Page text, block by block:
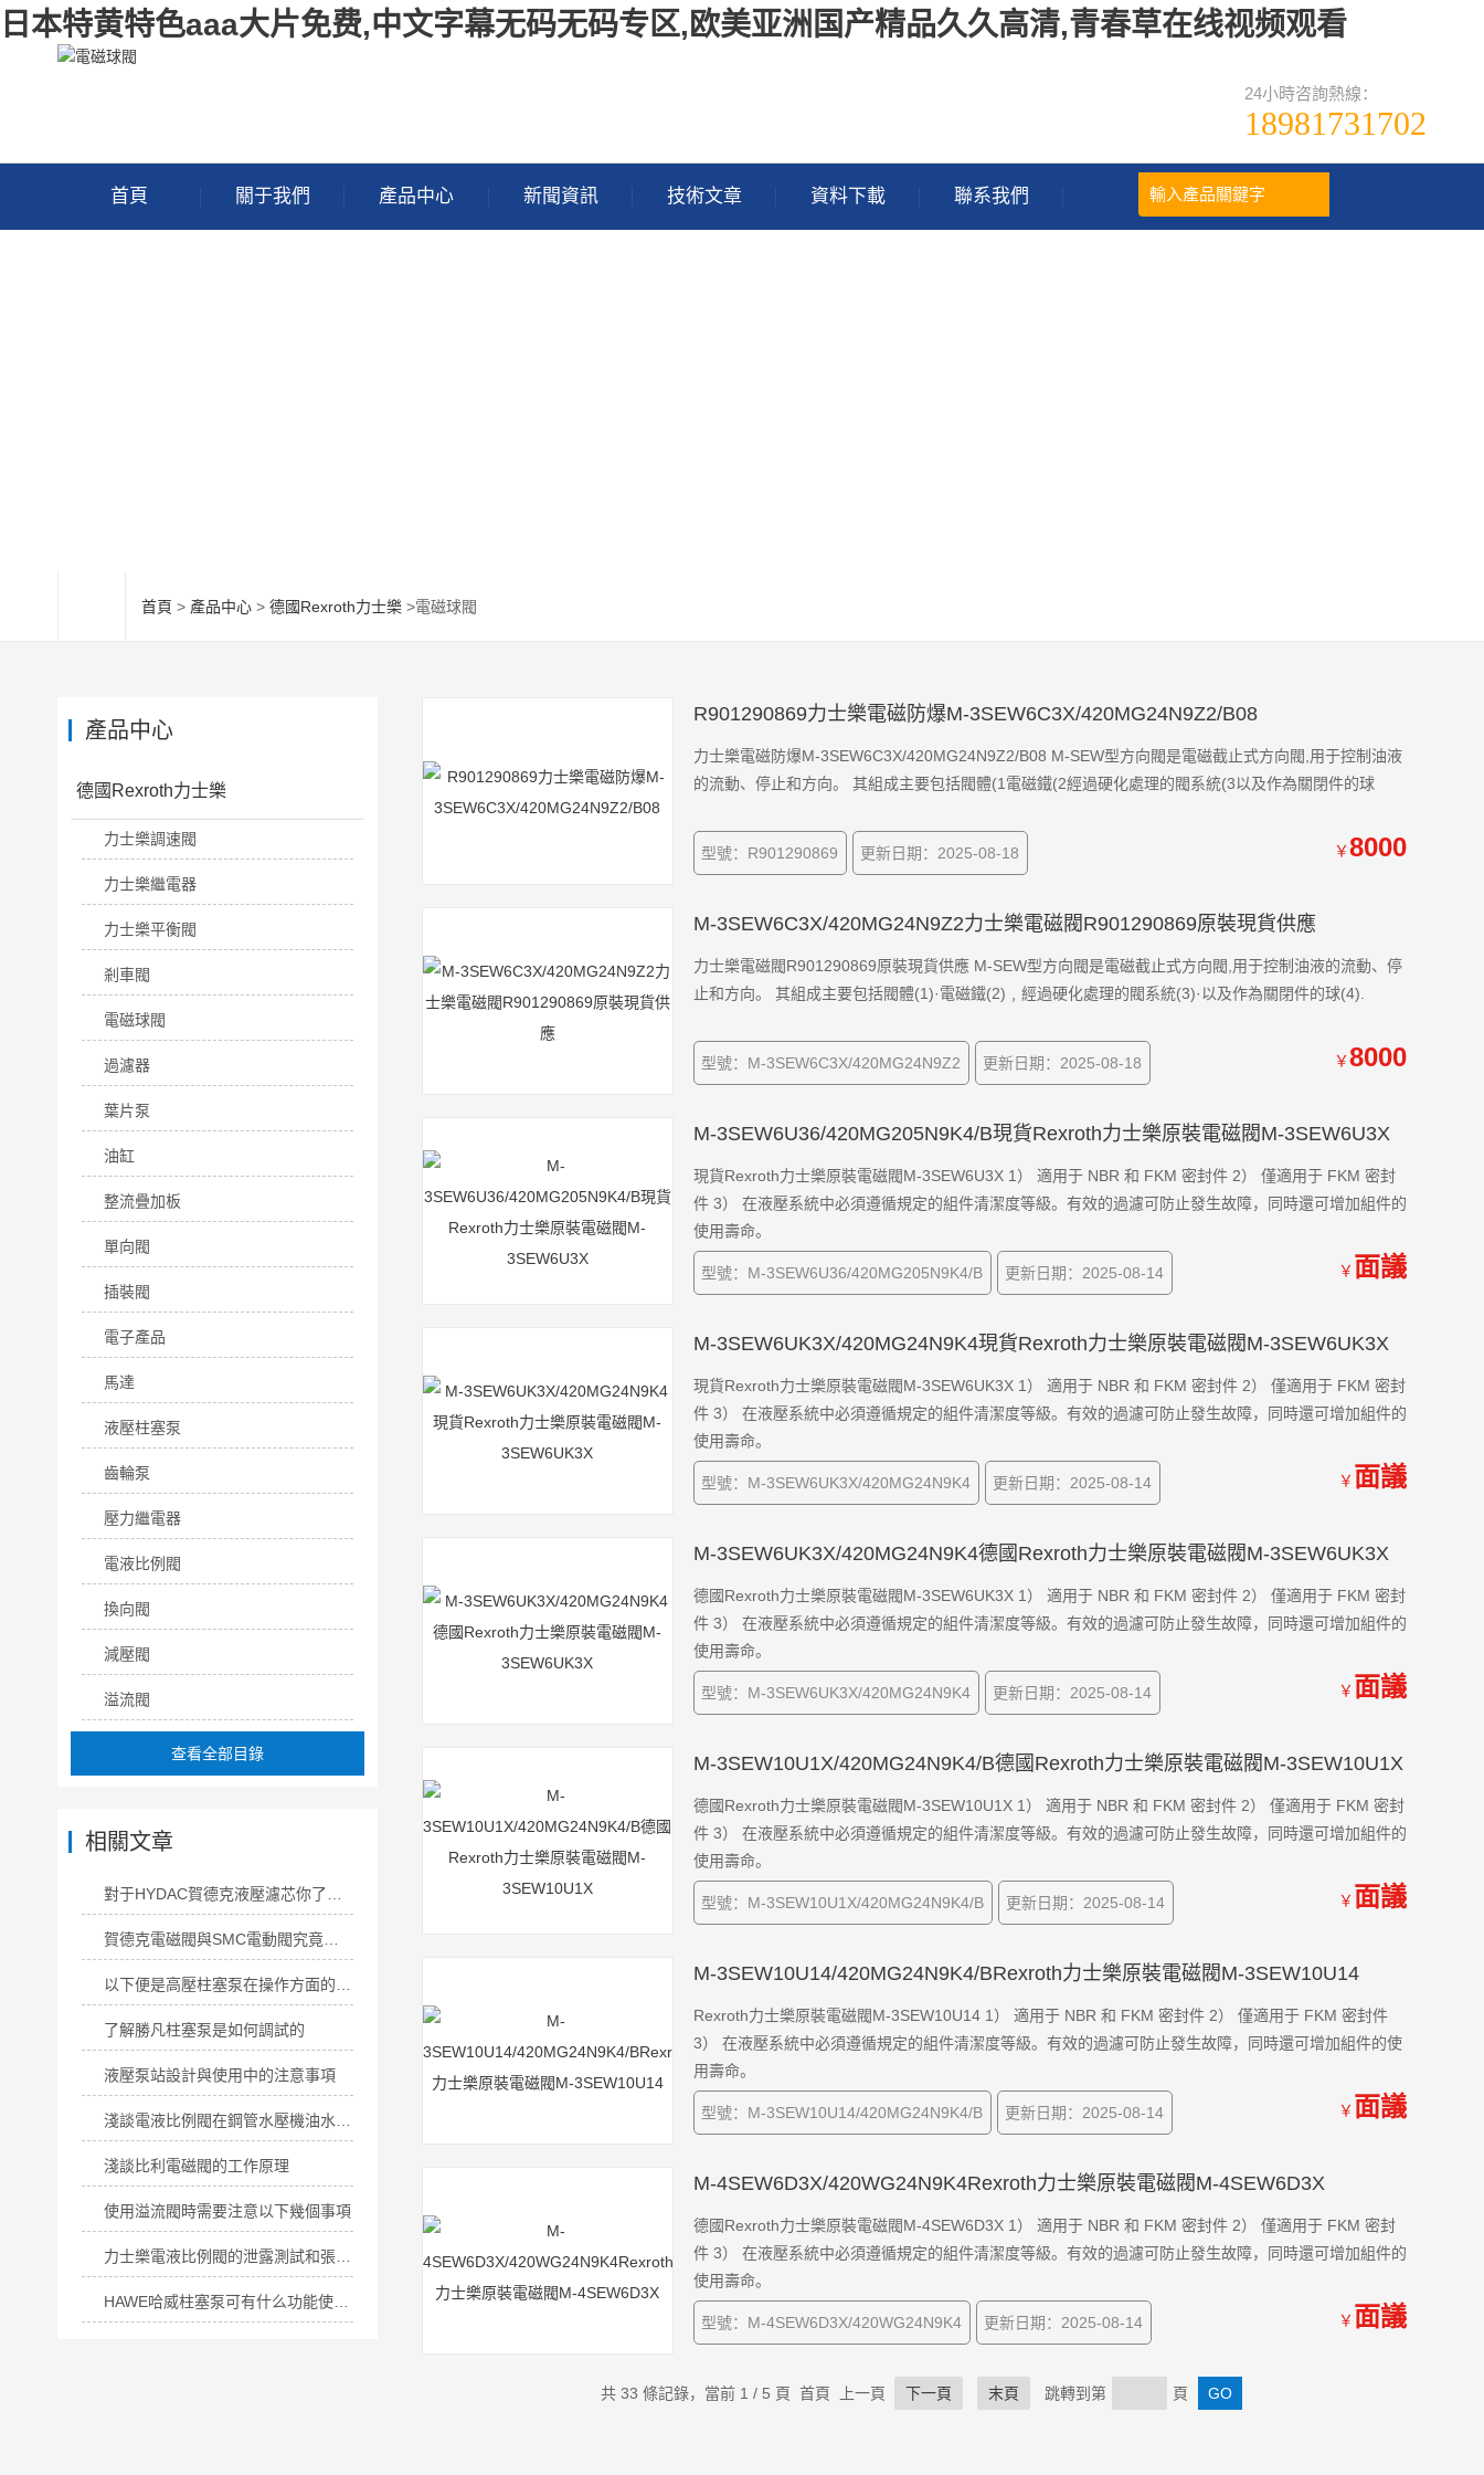
日本特黄特色aaa大片免费,中文字幕无码无码专区,欧美亚洲国产精品久久高清,青春草在线视频观看
24小時咨詢熱線：
18981731702
首頁 關于我們 產品中心 新聞資訊 技術文章 資料下載 聯系我們
首頁 > 產品中心 > 德國Rexroth力士樂 >電磁球閥
產品中心
德國Rexroth力士樂
力士樂調速閥
力士樂繼電器
力士樂平衡閥
剎車閥
電磁球閥
過濾器
葉片泵
油缸
整流疊加板
單向閥
插裝閥
電子產品
馬達
液壓柱塞泵
齒輪泵
壓力繼電器
電液比例閥
換向閥
減壓閥
溢流閥
查看全部目錄
相關文章
賀德克電磁閥與SMC電動閥究竟有何區別？
了解勝凡柱塞泵是如何調試的
液壓泵站設計與使用中的注意事項
淺談比利電磁閥的工作原理
使用溢流閥時需要注意以下幾個事項
力士樂電液比例閥的泄露測試和張力控制
HAWE哈威柱塞泵可有什么功能使你如此重視
R901290869力士樂電磁防爆M-3SEW6C3X/420MG24N9Z2/B08
力士樂電磁防爆M-3SEW6C3X/420MG24N9Z2/B08 M-SEW型方向閥是電磁截止式方向閥,用于控制油液
的流動、停止和方向。 其組成主要包括閥體(1電磁鐵(2經過硬化處理的閥系統(3以及作為關閉件的球
型號：R901290869 更新日期：2025-08-18 ￥8000
M-3SEW6C3X/420MG24N9Z2力士樂電磁閥R901290869原裝現貨供應
力士樂電磁閥R901290869原裝現貨供應 M-SEW型方向閥是電磁截止式方向閥,用于控制油液的流動、停
止和方向。 其組成主要包括閥體(1)·電磁鐵(2)﹐經過硬化處理的閥系統(3)·以及作為關閉件的球(4).
型號：M-3SEW6C3X/420MG24N9Z2 更新日期：2025-08-18 ￥8000
M-3SEW6U36/420MG205N9K4/B現貨Rexroth力士樂原裝電磁閥M-3SEW6U3X
現貨Rexroth力士樂原裝電磁閥M-3SEW6U3X 1） 適用于 NBR 和 FKM 密封件 2） 僅適用于 FKM 密封
件 3） 在液壓系統中必須遵循規定的組件清潔度等級。有效的過濾可防止發生故障，同時還可增加組件的
使用壽命。
型號：M-3SEW6U36/420MG205N9K4/B 更新日期：2025-08-14 ￥ 面議
M-3SEW6UK3X/420MG24N9K4現貨Rexroth力士樂原裝電磁閥M-3SEW6UK3X
現貨Rexroth力士樂原裝電磁閥M-3SEW6UK3X 1） 適用于 NBR 和 FKM 密封件 2） 僅適用于 FKM 密封
件 3） 在液壓系統中必須遵循規定的組件清潔度等級。有效的過濾可防止發生故障，同時還可增加組件的
使用壽命。
型號：M-3SEW6UK3X/420MG24N9K4 更新日期：2025-08-14 ￥ 面議
M-3SEW6UK3X/420MG24N9K4德國Rexroth力士樂原裝電磁閥M-3SEW6UK3X
德國Rexroth力士樂原裝電磁閥M-3SEW6UK3X 1） 適用于 NBR 和 FKM 密封件 2） 僅適用于 FKM 密封
件 3） 在液壓系統中必須遵循規定的組件清潔度等級。有效的過濾可防止發生故障，同時還可增加組件的
使用壽命。
型號：M-3SEW6UK3X/420MG24N9K4 更新日期：2025-08-14 ￥ 面議
M-3SEW10U1X/420MG24N9K4/B德國Rexroth力士樂原裝電磁閥M-3SEW10U1X
德國Rexroth力士樂原裝電磁閥M-3SEW10U1X 1） 適用于 NBR 和 FKM 密封件 2） 僅適用于 FKM 密封
件 3） 在液壓系統中必須遵循規定的組件清潔度等級。有效的過濾可防止發生故障，同時還可增加組件的
使用壽命。
型號：M-3SEW10U1X/420MG24N9K4/B 更新日期：2025-08-14 ￥ 面議
M-3SEW10U14/420MG24N9K4/BRexroth力士樂原裝電磁閥M-3SEW10U14
Rexroth力士樂原裝電磁閥M-3SEW10U14 1） 適用于 NBR 和 FKM 密封件 2） 僅適用于 FKM 密封件
3） 在液壓系統中必須遵循規定的組件清潔度等級。有效的過濾可防止發生故障，同時還可增加組件的使
用壽命。
型號：M-3SEW10U14/420MG24N9K4/B 更新日期：2025-08-14 ￥ 面議
M-4SEW6D3X/420WG24N9K4Rexroth力士樂原裝電磁閥M-4SEW6D3X
德國Rexroth力士樂原裝電磁閥M-4SEW6D3X 1） 適用于 NBR 和 FKM 密封件 2） 僅適用于 FKM 密封
件 3） 在液壓系統中必須遵循規定的組件清潔度等級。有效的過濾可防止發生故障，同時還可增加組件的
使用壽命。
型號：M-4SEW6D3X/420WG24N9K4 更新日期：2025-08-14 ￥ 面議
共 33 條記錄，當前 1 / 5 頁 首頁 上一頁 下一頁 末頁 跳轉到第 頁